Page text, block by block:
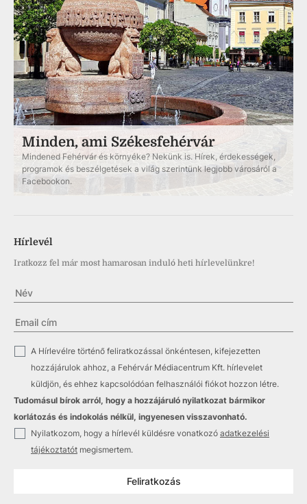
Minden, ami Székesfehérvár
Mindened Fehérvár és környéke? Nekünk is. Hírek, érdekességek,
programok és beszélgetések a világ szerintünk legjobb városáról a
Facebookon.
Hírlevél
Iratkozz fel már most hamarosan induló heti hírlevelünkre!
A Hírlevélre történő feliratkozással önkéntesen, kifejezetten
hozzájárulok ahhoz, a Fehérvár Médiacentrum Kft. hírlevelet
küldjön, és ehhez kapcsolódóan felhasználói fiókot hozzon létre.
Tudomásul bírok arról, hogy a hozzájáruló nyilatkozat bármikor
korlátozás és indokolás nélkül, ingyenesen visszavonható.
Nyilatkozom, hogy a hírlevél küldésre vonatkozó adatkezelési
tájékoztatót megismertem.
Feliratkozás